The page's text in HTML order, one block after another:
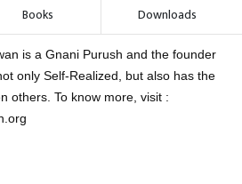
Books Downloads
is a Gnani Purush and the founder
only Self-Realized, but also has the
others. To know more, visit :